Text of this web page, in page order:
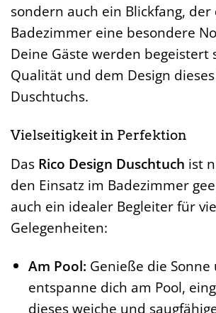
sondern auch ein Blickfang, der
Badezimmer eine besondere
Deine Gäste werden begeistert
Qualität und dem Design
Duschtuchs.
Vielseitigkeit in Perfektion
Das Rico Design Duschtuch ist
den Einsatz im Badezimmer
auch ein idealer Begleiter für
Gelegenheiten:
Am Pool: Genieße die Sonne
entspanne dich am Pool,
dieses weiche und